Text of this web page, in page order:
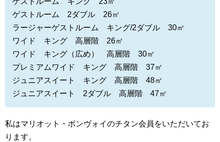
ゲストルーム 2ダブル 26㎡
ラージャーゲストルーム キング/2ダブル 30㎡
ワイド キング 高層階 26㎡
ワイド キング（広め） 高層階 30㎡
プレミアムワイド キング 高層階 37㎡
ジュニアスイート キング 高層階 48㎡
ジュニアスイート 2ダブル 高層階 47㎡
私はマリオット・ボンヴォイのチタン会員をいただいてお
ります。